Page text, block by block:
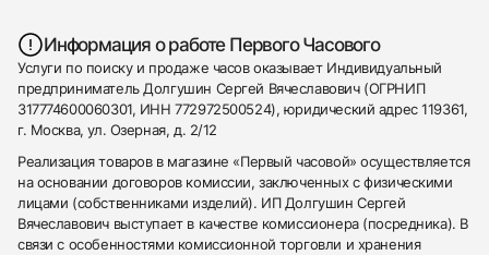
Информация о работе Первого Часового
Услуги по поиску и продаже часов оказывает Индивидуальный
предприниматель Долгушин Сергей Вячеславович (ОГРНИП
317774600060301, ИНН 772972500524), юридический адрес 119361,
г. Москва, ул. Озерная, д. 2/12
Реализация товаров в магазине «Первый часовой» осуществляется
на основании договоров комиссии, заключенных с физическими
лицами (собственниками изделий). ИП Долгушин Сергей
Вячеславович выступает в качестве комиссионера (посредника). В
связи с особенностями комиссионной торговли и хранения